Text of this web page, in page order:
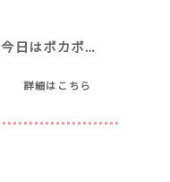
今日はポカポカ陽気でしたね
詳細はこちら